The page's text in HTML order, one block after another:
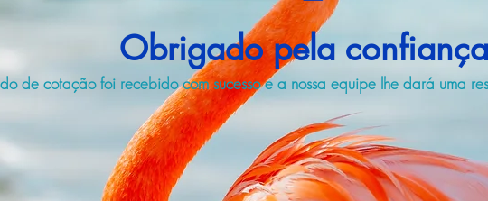
Obrigado pela
de cotação foi recebido com sucesso e a nossa equipe lhe dará uma